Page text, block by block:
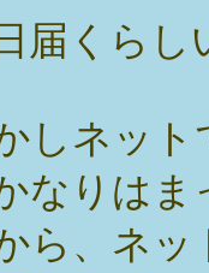
届くらし
しネッ
なりは
ら、ネッ